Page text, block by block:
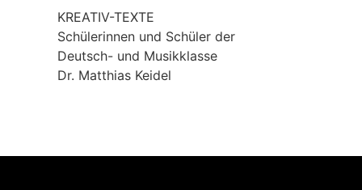
KREATIV-TEXTE
Schülerinnen und Schüler der
Deutsch- und Musikklasse
Dr. Matthias Keidel